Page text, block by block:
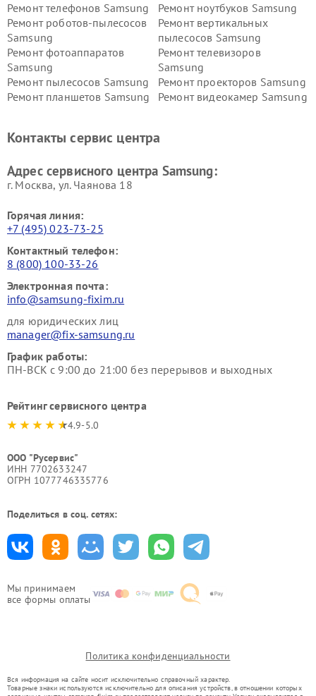
Мы принимаем
все формы оплаты
Ремонт телефонов Samsung
Ремонт ноутбуков Samsung
Ремонт роботов-пылесосов
Samsung
Ремонт вертикальных
пылесосов Samsung
Ремонт фотоаппаратов
Samsung
Ремонт телевизоров
Samsung
Ремонт пылесосов Samsung
Ремонт проекторов Samsung
Ремонт планшетов Samsung
Ремонт видеокамер Samsung
Контакты сервис центра
Адрес сервисного центра Samsung:
г. Москва, ул. Чаянова 18
Горячая линия:
+7 (495) 023-73-25
Контактный телефон:
8 (800) 100-33-26
Электронная почта:
info@samsung-fixim.ru
для юридических лиц
manager@fix-samsung.ru
График работы:
ПН-ВСК с 9:00 до 21:00 без перерывов и выходных
Рейтинг сервисного центра
4.9-5.0
ООО "Русервис"
ИНН 7702633247
ОГРН 1077746335776
Поделиться в соц. сетях:
Политика конфиденциальности
Вся информация на сайте носит исключительно справочный характер.
Товарные знаки используются исключительно для описания устройств, в отношении которых